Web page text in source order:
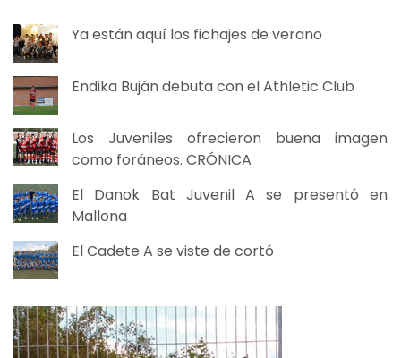
Ya están aquí los fichajes de verano
Endika Buján debuta con el Athletic Club
Los Juveniles ofrecieron buena imagen
como foráneos. CRÓNICA
El Danok Bat Juvenil A se presentó en
Mallona
El Cadete A se viste de cortó